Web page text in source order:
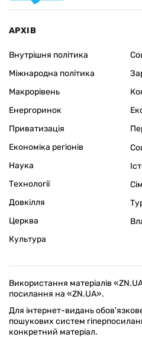
АРХІВ
Внутрішня політика
Міжнародна політика
Макрорівень
Енергоринок
Приватизація
Економіка регіонів
Наука
Технології
Довкілля
Церква
Культура
Використання матеріалів
посилання на «ZN.UA».
Для інтернет-видань
пошукових систем
конкретний матеріал.